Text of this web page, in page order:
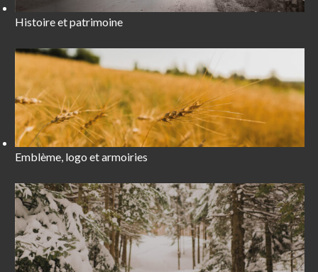
Histoire et patrimoine
Emblème, logo et armoiries